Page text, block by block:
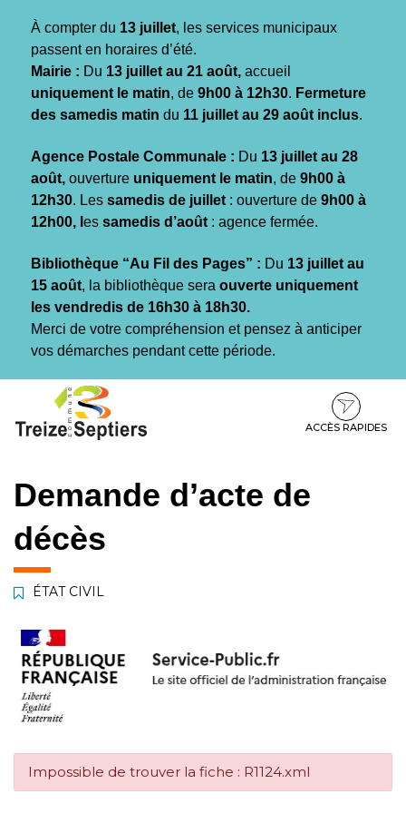
À compter du 13 juillet, les services municipaux
passent en horaires d’été.
Mairie : Du 13 juillet au 21 août, accueil
uniquement le matin, de 9h00 à 12h30. Fermeture
des samedis matin du 11 juillet au 29 août inclus.
Agence Postale Communale : Du 13 juillet au 28
août, ouverture uniquement le matin, de 9h00 à
12h30. Les samedis de juillet : ouverture de 9h00 à
12h00, l es samedis d’août : agence fermée.
Bibliothèque “Au Fil des Pages” : Du 13 juillet au
15 août, la bibliothèque sera ouverte uniquement
les vendredis de 16h30 à 18h30.
Merci de votre compréhension et pensez à anticiper
vos démarches pendant cette période.
contenu
pied
ACCÈS RAPIDES
Demande d’acte de
décès
ÉTAT CIVIL
Impossible de trouver la fiche : R1124.xml